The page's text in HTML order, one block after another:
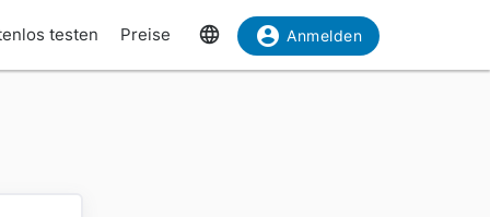
testen Preise Anmelden